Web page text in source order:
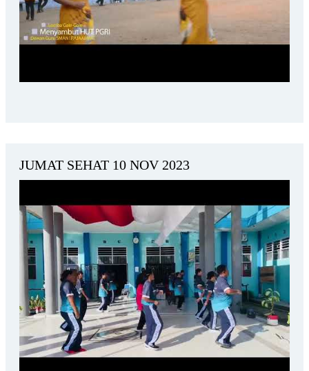
JUMAT SEHAT 10 NOV 2023